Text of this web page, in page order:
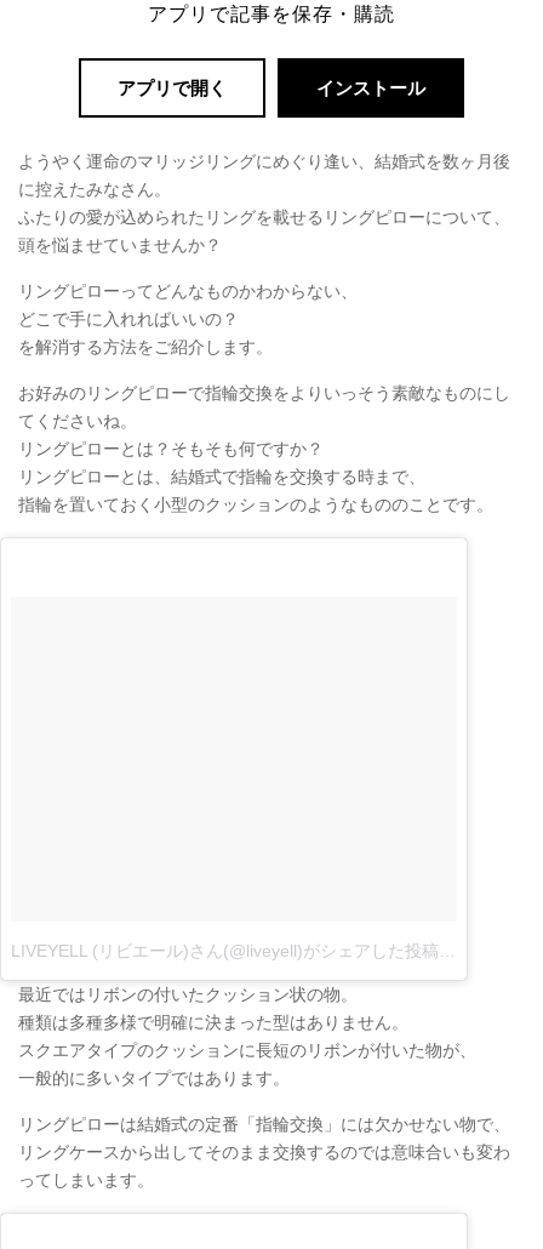
アプリで記事を保存・購読
アプリで開く インストール
ようやく運命のマリッジリングにめぐり逢い、結婚式を数ヶ月後
に控えたみなさん。
ふたりの愛が込められたリングを載せるリングピローについて、
頭を悩ませていませんか？
リングピローってどんなものかわからない、
どこで手に入れればいいの？
を解消する方法をご紹介します。
お好みのリングピローで指輪交換をよりいっそう素敵なものにし
てくださいね。
リングピローとは？そもそも何ですか？
リングピローとは、結婚式で指輪を交換する時まで、
指輪を置いておく小型のクッションのようなもののことです。
最近ではリボンの付いたクッション状の物。
種類は多種多様で明確に決まった型はありません。
スクエアタイプのクッションに長短のリボンが付いた物が、
一般的に多いタイプではあります。
リングピローは結婚式の定番「指輪交換」には欠かせない物で、
リングケースから出してそのまま交換するのでは意味合いも変わ
ってしまいます。